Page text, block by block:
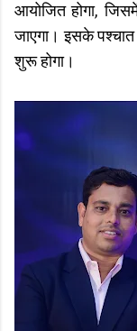
आयोजित होगा,
जाएगा। इसके
शुरू होगा।